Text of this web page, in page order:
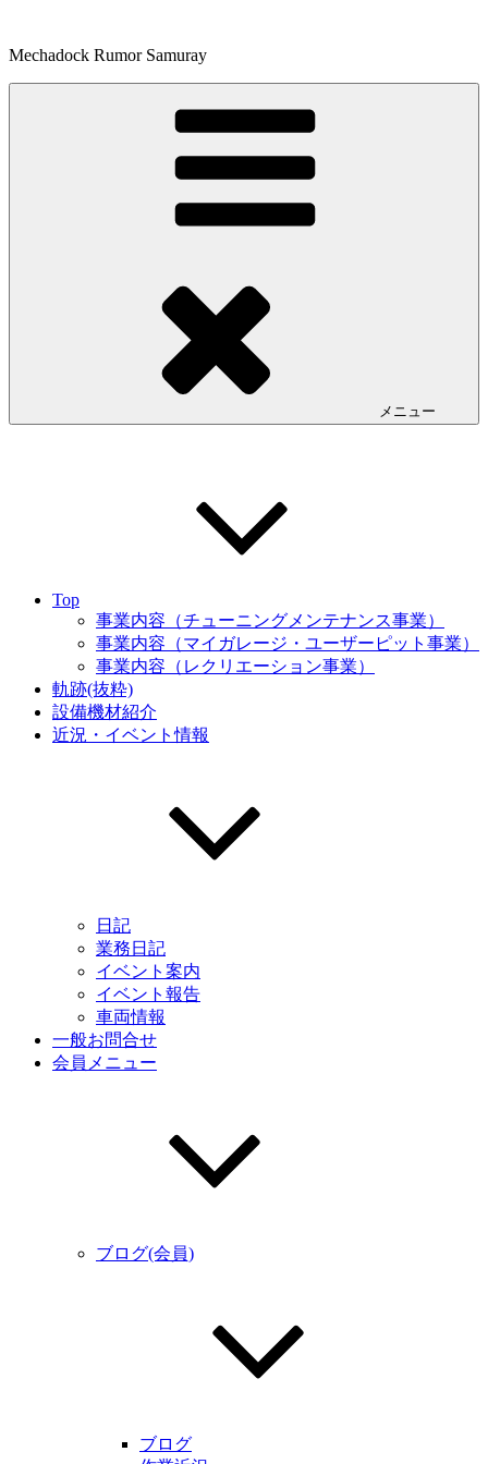
テ
ン
Mechadock Rumor Samuray
メニュー
Top
事業内容（チューニングメンテナンス事業）
事業内容（マイガレージ・ユーザーピット事業）
事業内容（レクリエーション事業）
軌跡(抜粋)
設備機材紹介
近況・イベント情報
日記
業務日記
イベント案内
イベント報告
車両情報
一般お問合せ
会員メニュー
ブログ(会員)
ブログ